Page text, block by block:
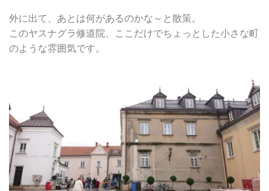
外に出て、あとは何があるのかな～と散策。
このヤスナグラ修道院、ここだけでちょっとした小さな町
のような雰囲気です。